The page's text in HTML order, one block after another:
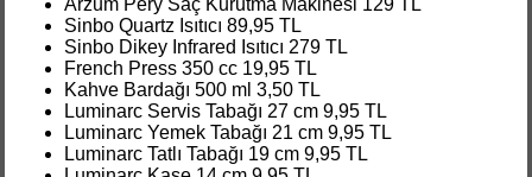
Arzum Pery Saç Kurutma Makinesi 129 TL
Sinbo Quartz Isıtıcı 89,95 TL
Sinbo Dikey Infrared Isıtıcı 279 TL
French Press 350 cc 19,95 TL
Kahve Bardağı 500 ml 3,50 TL
Luminarc Servis Tabağı 27 cm 9,95 TL
Luminarc Yemek Tabağı 21 cm 9,95 TL
Luminarc Tatlı Tabağı 19 cm 9,95 TL